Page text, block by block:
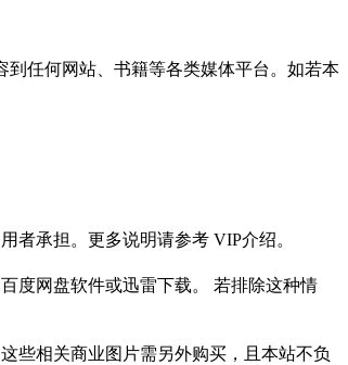
任何网站、书籍等各类媒体平台。如若本
者承担。更多说明请参考 VIP介绍。
度网盘软件或迅雷下载。 若排除这种情
些相关商业图片需另外购买，且本站不负